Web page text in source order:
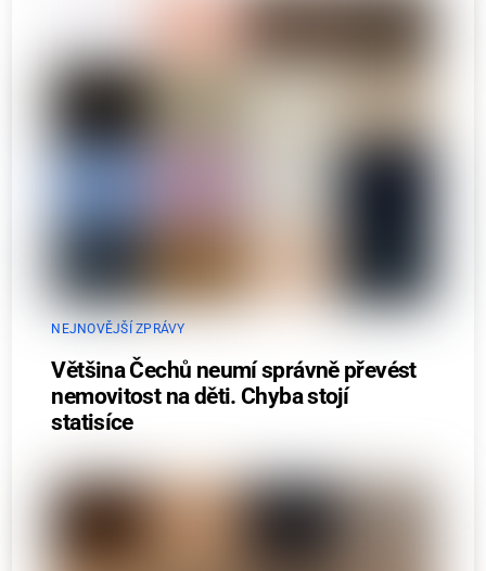
NEJNOVĚJŠÍ ZPRÁVY
Většina Čechů neumí správně převést
nemovitost na děti. Chyba stojí
statisíce